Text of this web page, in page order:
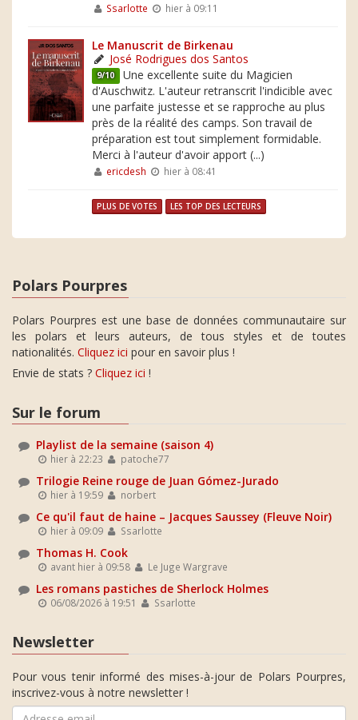
Ssarlotte hier à 09:11
Le Manuscrit de Birkenau
José Rodrigues dos Santos
9/10 Une excellente suite du Magicien
d'Auschwitz. L'auteur retranscrit l'indicible avec
une parfaite justesse et se rapproche au plus
près de la réalité des camps. Son travail de
préparation est tout simplement formidable.
Merci à l'auteur d'avoir apport (...)
ericdesh hier à 08:41
PLUS DE VOTES LES TOP DES LECTEURS
Polars Pourpres
Polars Pourpres est une base de données communautaire sur
les polars et leurs auteurs, de tous styles et de toutes
nationalités. Cliquez ici pour en savoir plus !
Envie de stats ? Cliquez ici !
Sur le forum
Playlist de la semaine (saison 4)
hier à 22:23 patoche77
Trilogie Reine rouge de Juan Gómez-Jurado
hier à 19:59 norbert
Ce qu'il faut de haine – Jacques Saussey (Fleuve Noir)
hier à 09:09 Ssarlotte
Thomas H. Cook
avant hier à 09:58 Le Juge Wargrave
Les romans pastiches de Sherlock Holmes
06/08/2026 à 19:51 Ssarlotte
Newsletter
Pour vous tenir informé des mises-à-jour de Polars Pourpres,
inscrivez-vous à notre newsletter !